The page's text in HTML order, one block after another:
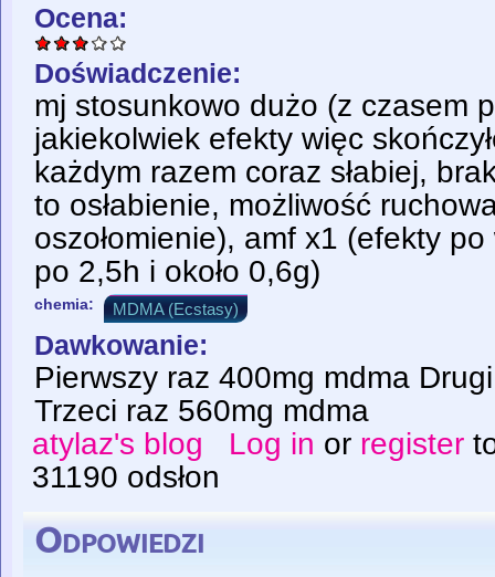
Ocena:
Doświadczenie:
mj stosunkowo dużo (z czasem
jakiekolwiek efekty więc
każdym razem coraz słabiej,
to osłabienie, możliwość
oszołomienie), amf x1 (efekty
po 2,5h i około 0,6g)
chemia: MDMA (Ecstasy)
Dawkowanie:
Pierwszy raz 400mg mdma
Trzeci raz 560mg mdma
atylaz's blog
Log in or register
31190 odsłon
Odpowiedzi